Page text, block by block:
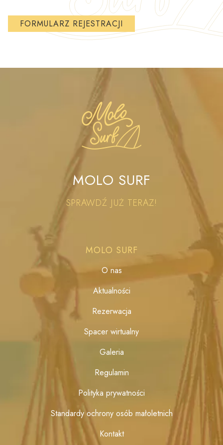
MOLO SURF
SPRAWDŹ JUŻ TERAZ!
MOLO SURF
O nas
Aktualności
Rezerwacja
Spacer wirtualny
Galeria
Regulamin
Polityka prywatności
Standardy ochrony osób małoletnich
Kontakt
FORMULARZ REJESTRACJI